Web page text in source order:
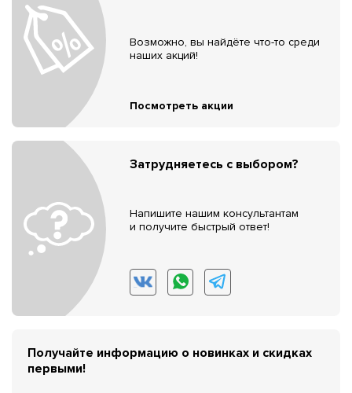
Возможно, вы найдёте что-то среди
наших акций!
Посмотреть акции
Затрудняетесь с выбором?
Напишите нашим консультантам
и получите быстрый ответ!
Получайте информацию о новинках и скидках
первыми!